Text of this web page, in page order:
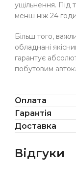
ущільнення. Під
менш ніж 24
Більш того,
обладнані
гарантує
побутовим
Оплата
Гарантія
Доставка
Відгуки